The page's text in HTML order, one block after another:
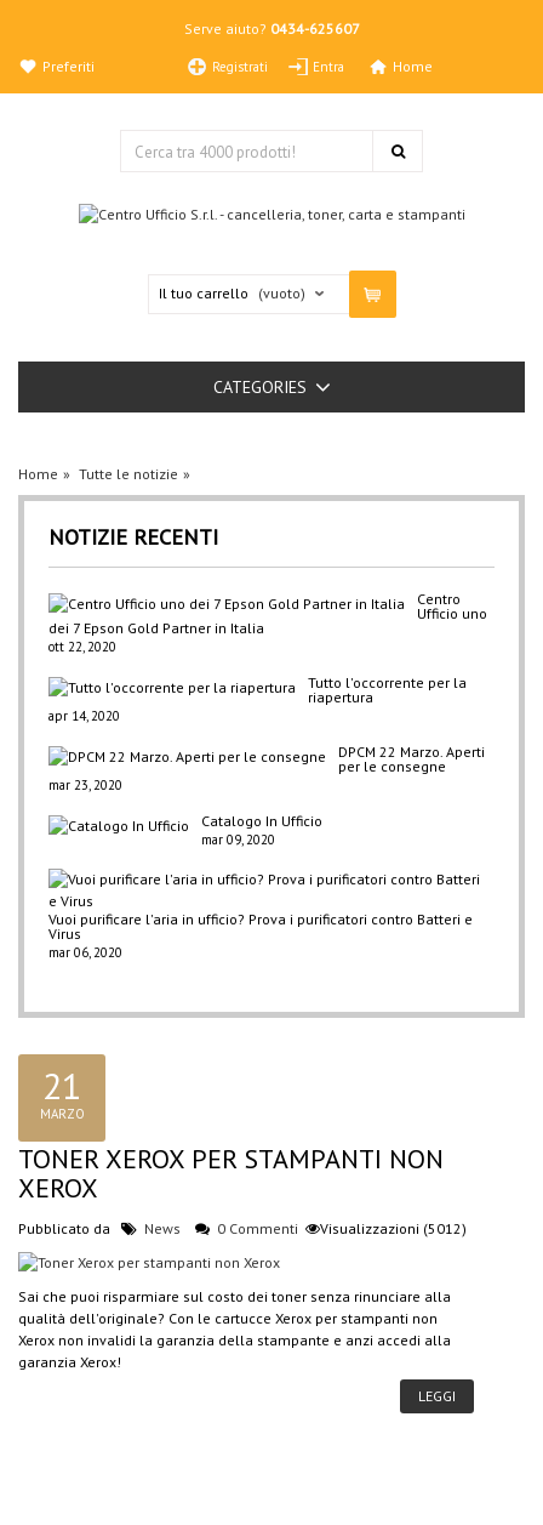
Serve aiuto? 0434-625607
Registrati Entra
Preferiti Home
Il tuo carrello (vuoto)
CATEGORIES
Home Tutte le notizie
NOTIZIE RECENTI
Centro
Ufficio uno
dei 7 Epson Gold Partner in Italia
ott 22, 2020
Tutto l'occorrente per la
riapertura
apr 14, 2020
DPCM 22 Marzo. Aperti
per le consegne
mar 23, 2020
Catalogo In Ufficio
mar 09, 2020
Vuoi purificare l'aria in ufficio? Prova i purificatori contro Batteri e
Virus
mar 06, 2020
21
MARZO
TONER XEROX PER STAMPANTI NON
XEROX
Pubblicato da News 0 Commenti Visualizzazioni (5012)
Sai che puoi risparmiare sul costo dei toner senza rinunciare alla
qualità dell'originale? Con le cartucce Xerox per stampanti non
Xerox non invalidi la garanzia della stampante e anzi accedi alla
garanzia Xerox!
LEGGI